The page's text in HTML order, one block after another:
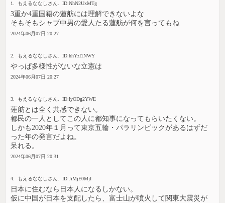
1. もえるななしさん. ID:NhN2UxMTg
3重か4重国籍の蓮舫には理解できないよな
そもそもシャブ中男の愛人たる蓮舫が何を言ってもね
2024年06月07日 20:27
2. もえるななしさん. ID:hhYzI1NWY
やっぱ多様性がないな立憲は
2024年06月07日 20:27
3. もえるななしさん. ID:IyODg2YWE
蓮舫とは全く共感できない。
都民の一人としてこの人に都知事になってもらいたくない。
しかも2020年１月って東京五輪・パラリンピックがあるはずだ
った年の発言だよね。
呆れる。
2024年06月07日 20:31
4. もえるななしさん. ID:JiMjE0MjI
日本に住むなら日本人になるしかない。
仮に中国が日本を支配したら、富士山が噴火して関東大震災が